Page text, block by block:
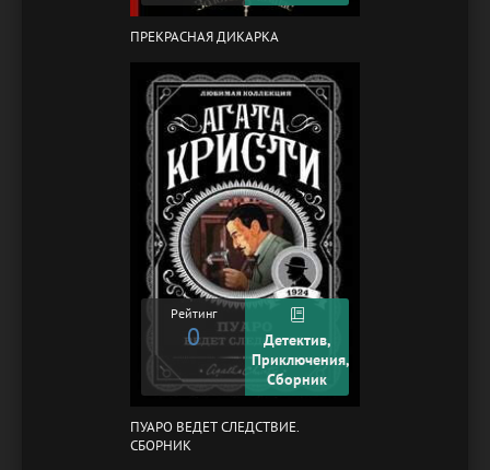
ПРЕКРАСНАЯ ДИКАРКА
Рейтинг
0
Детектив,
Приключения,
Сборник
ПУАРО ВЕДЕТ СЛЕДСТВИЕ.
СБОРНИК